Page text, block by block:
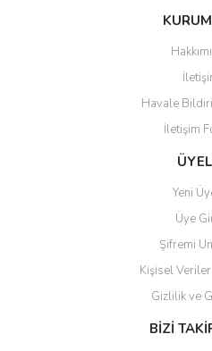
Bu ürüne ilk
Yorum
Ürün resmi kalitesiz, bozuk
Ürün açıklamasında eksik
Ürün bilgilerinde hatalar
Ürün fiyatı diğer sitelerden daha
Bu ürüne benzer farklı
Havale
İletişim
Yeni
Üye
Şifremi
Kişisel
Gizlilik ve
BİZİ